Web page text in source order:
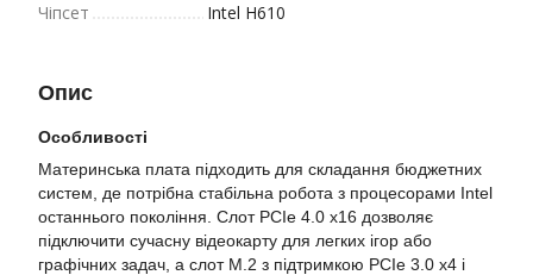
Чіпсет
Intel H610
Опис
Особливості
Материнська плата підходить для складання бюджетних
систем, де потрібна стабільна робота з процесорами Intel
останнього покоління. Слот PCIe 4.0 x16 дозволяє
підключити сучасну відеокарту для легких ігор або
графічних задач, а слот M.2 з підтримкою PCIe 3.0 x4 і